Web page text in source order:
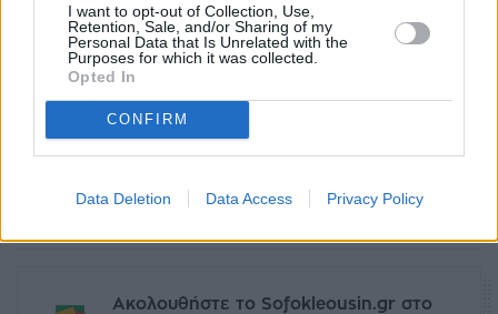
I want to opt-out of Collection, Use,
Retention, Sale, and/or Sharing of my
Personal Data that Is Unrelated with the
Purposes for which it was collected.
Opted In
CONFIRM
Data Deletion Data Access Privacy Policy
Ετικέτες Γαλλία Σαρκοζί
facebook tweet share
Ακολουθήστε το Sofokleousin.gr στο